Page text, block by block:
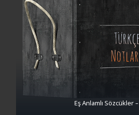
Eş Anlamlı Sözcükler